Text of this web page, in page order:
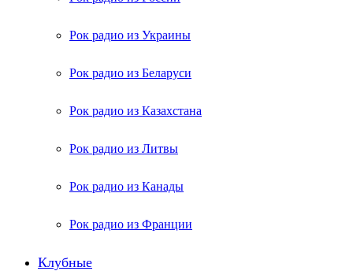
Рок радио из Украины
Рок радио из Беларуси
Рок радио из Казахстана
Рок радио из Литвы
Рок радио из Канады
Рок радио из Франции
Клубные